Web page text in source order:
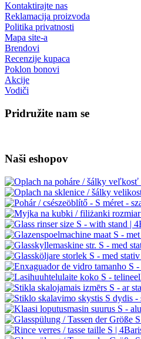
Kontaktirajte nas
Reklamacija proizvoda
Politika privatnosti
Mapa site-a
Brendovi
Recenzije kupaca
Poklon bonovi
Akcije
Vodiči
Pridružite nam se
Naši eshopov